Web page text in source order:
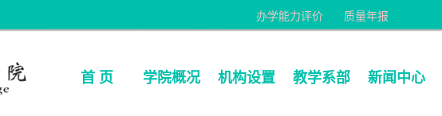
首 页 学院概况 机构设置 教学系部 新闻中心
质量年报
办学能力评价